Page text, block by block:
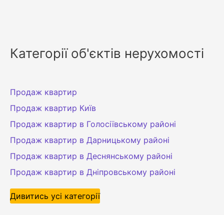
Категорії об'єктів нерухомості
Продаж квартир
Продаж квартир Київ
Продаж квартир в Голосіївському районі
Продаж квартир в Дарницькому районі
Продаж квартир в Деснянському районі
Продаж квартир в Дніпровському районі
Дивитись усі категорії